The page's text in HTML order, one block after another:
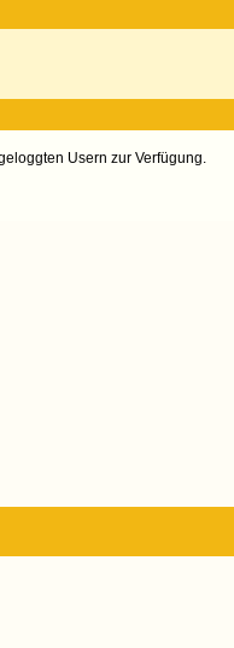
Usern zur Verfügung.